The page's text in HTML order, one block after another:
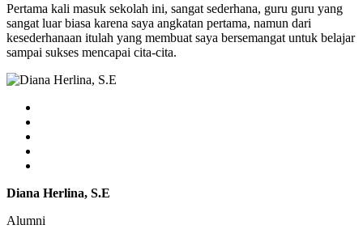
Pertama kali masuk sekolah ini, sangat sederhana, guru guru yang
sangat luar biasa karena saya angkatan pertama, namun dari
kesederhanaan itulah yang membuat saya bersemangat untuk belajar
sampai sukses mencapai cita-cita.
Diana Herlina, S.E
Alumni